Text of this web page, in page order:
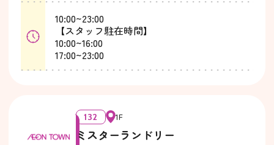
10:00~23:00
【スタッフ駐在時間】
10:00~16:00
17:00~23:00
132 1F
ミスターランドリー